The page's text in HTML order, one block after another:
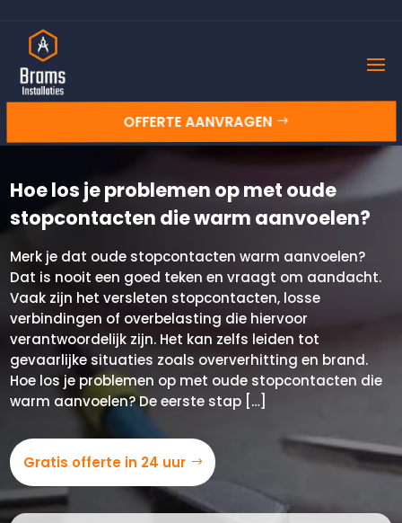
OFFERTE AANVRAGEN
Hoe los je problemen op met oude
stopcontacten die warm aanvoelen?
Merk je dat oude stopcontacten warm aanvoelen?
Dat is nooit een goed teken en vraagt om aandacht.​
Vaak zijn het versleten stopcontacten, losse
verbindingen of overbelasting die hiervoor
verantwoordelijk zijn.​ Het kan zelfs leiden tot
gevaarlijke situaties zoals oververhitting en brand.​
Hoe los je problemen op met oude stopcontacten die
warm aanvoelen? De eerste stap […]
Gratis offerte in 24 uur